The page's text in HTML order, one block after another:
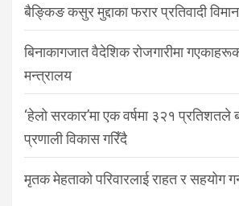
बैङ्किङ कसुर मुद्दाका फरार प्रतिवादी
बिनाकागजात वैदेशिक रोजगारीमा
मन्त्रालय
‘हेलो सरकार’मा एक वर्षमा ३२१
प्रणाली विकास गरिँदै
मृतक मेहताको परिवारलाई राहत र सहयोग